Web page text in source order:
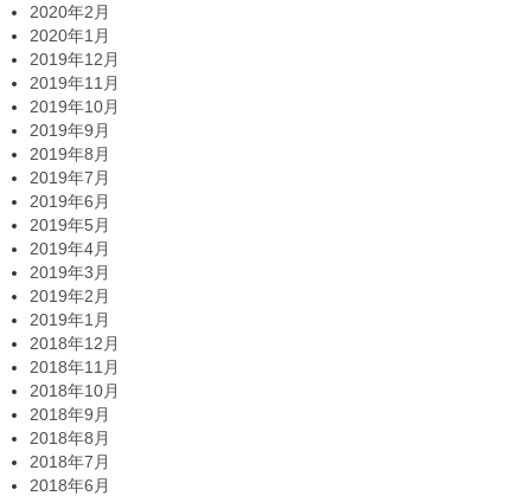
2020年2月
2020年1月
2019年12月
2019年11月
2019年10月
2019年9月
2019年8月
2019年7月
2019年6月
2019年5月
2019年4月
2019年3月
2019年2月
2019年1月
2018年12月
2018年11月
2018年10月
2018年9月
2018年8月
2018年7月
2018年6月